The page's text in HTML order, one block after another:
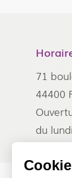
71
44400
du